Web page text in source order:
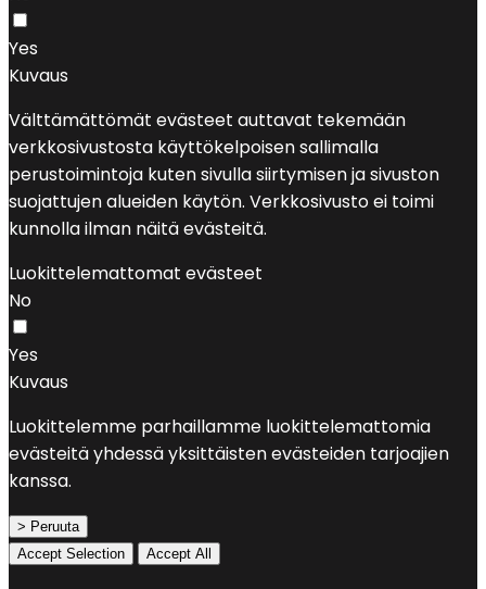
Yes
Kuvaus
Välttämättömät evästeet auttavat tekemään
verkkosivustosta käyttökelpoisen sallimalla
perustoimintoja kuten sivulla siirtymisen ja sivuston
suojattujen alueiden käytön. Verkkosivusto ei toimi
kunnolla ilman näitä evästeitä.
Luokittelemattomat evästeet
No
Yes
Kuvaus
Luokittelemme parhaillamme luokittelemattomia
evästeitä yhdessä yksittäisten evästeiden tarjoajien
kanssa.
> Peruuta
Accept Selection
Accept All